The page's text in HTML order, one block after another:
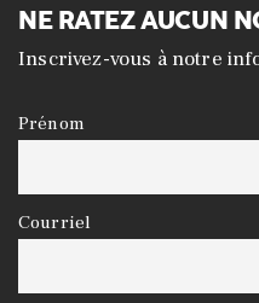
NE RATEZ AUCUN
Inscrivez-vous à notre
Prénom
Courriel